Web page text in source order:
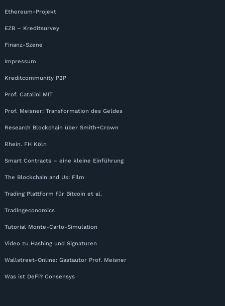
Ethereum-Projekt
EZB – Kreditsurvey
Finanz-Szene
Impressum
Kreditcommunity P2P
Prof. Catalini MIT
Prof. Meisner: Transformation des Geldes
Research Blockchain über Smith+Crown
Rhein. FH Köln
Smart Contracts – eine kleine Einführung
The Blockchain and Us: Film
Trading Plattform für Bitcoin et al.
Tradingeconomics
Tutorial Monte-Carlo-Simulation
Video zu Hashing und Signaturen
Wallstreet-Online: Gastautor Prof. Meisner
Was ist DeFi? Consensys